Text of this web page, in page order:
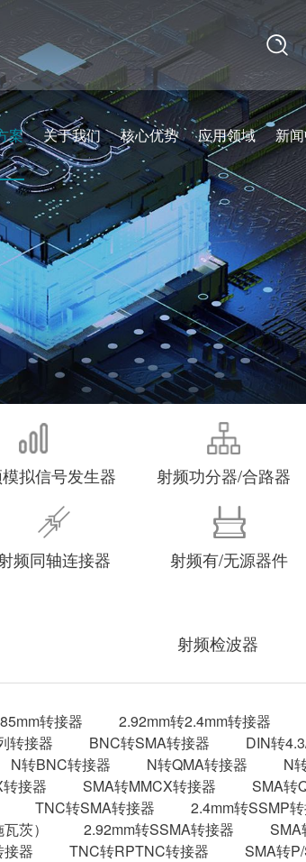

案 关于我们 核心优势 应用领域 新
拟信号发生器 射频功分器/合路器
频同轴连接器 射频有/无源器件
射频检波器
转接器 2.92mm转2.4mm转接器
转接器 BNC转SMA转接器
DIN转
N转BNC转接器 N转QMA转接器
N
接器 SMA转MMCX转接器
SMA转
TNC转SMA转接器
2.4mm转SSMP
茨） 2.92mm转SSMA转接器
SMA
器 TNC转RPTNC转接器
SMA转